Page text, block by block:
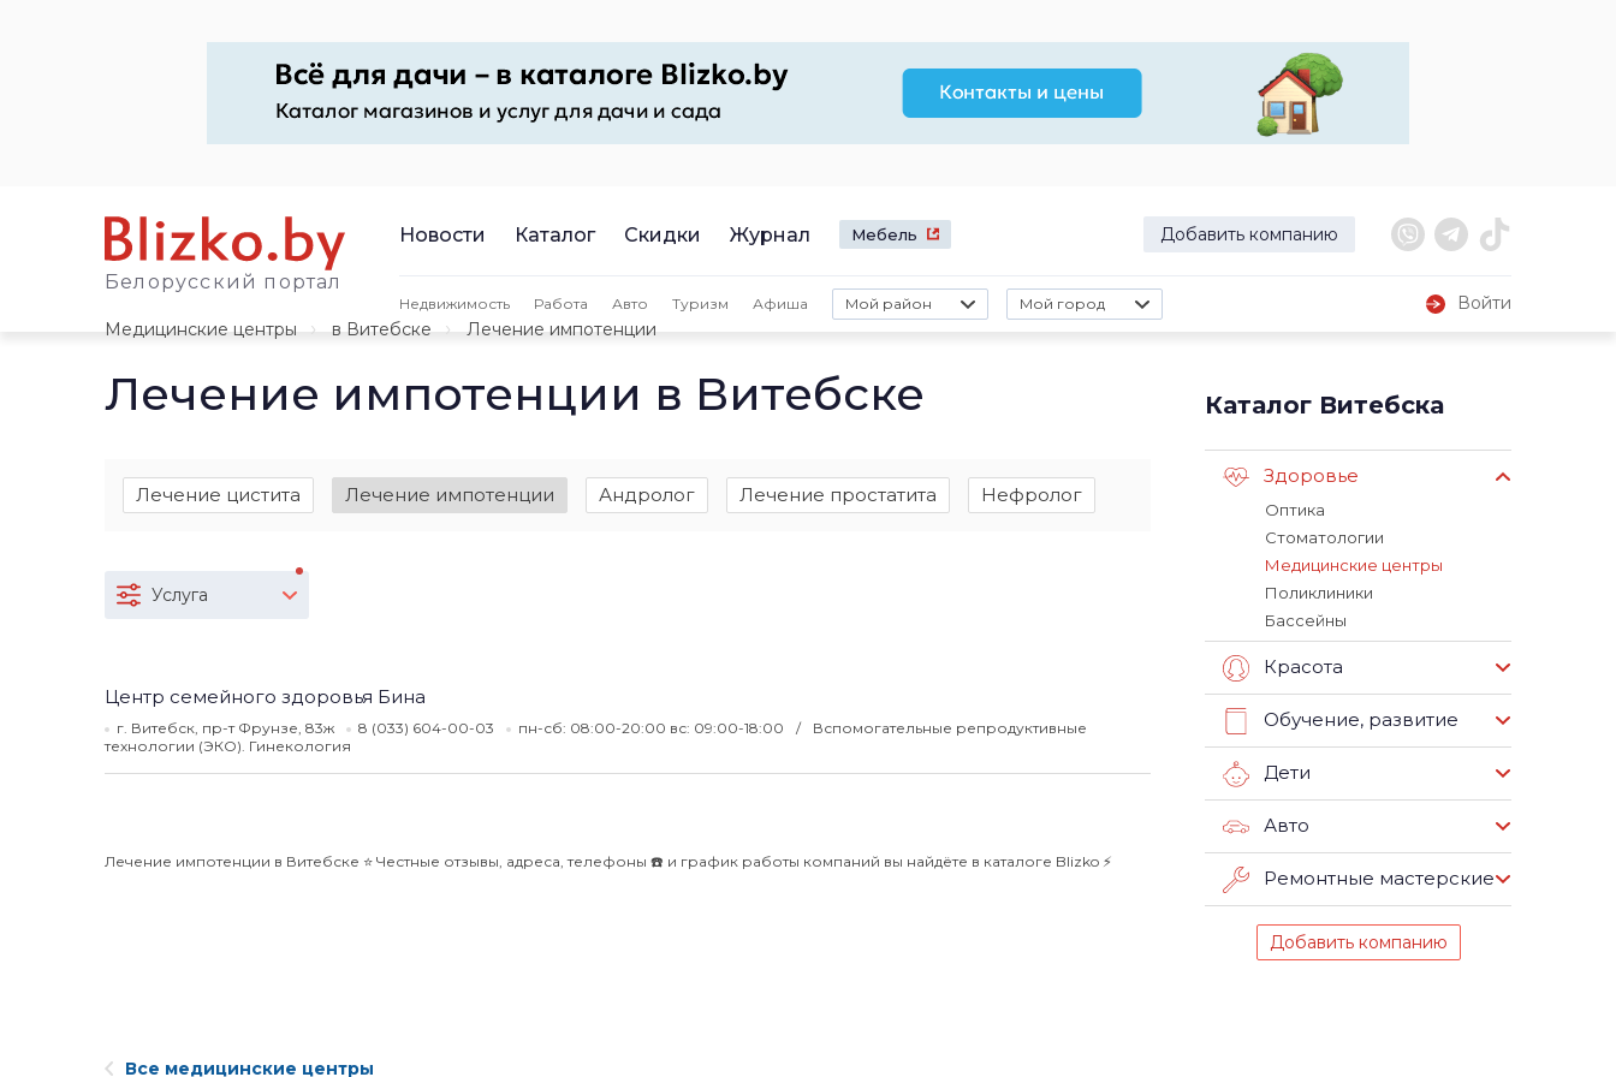
Белорусский портал
Новости Каталог Скидки Журнал Мебель Добавить компанию
Недвижимость Работа Авто Туризм Афиша Мой район Мой город
Войти
Медицинские центры
в Витебске Лечение импотенции
Лечение импотенции в Витебске
Лечение цистита Лечение импотенции Андролог Лечение простатита Нефролог
Услуга
Центр семейного здоровья Бина
г. Витебск, пр-т Фрунзе, 83ж 8 (033) 604-00-03 пн-сб: 08:00-20:00 вс: 09:00-18:00
Вспомогательные репродуктивные
технологии (ЭКО). Гинекология
Лечение импотенции в Витебске ⭐️ Честные отзывы, адреса, телефоны ☎️ и график работы компаний вы найдёте в каталоге Blizko ⚡️
Каталог Витебска
Здоровье
Оптика
Стоматологии
Медицинские центры
Поликлиники
Бассейны
Красота
Обучение, развитие
Дети
Авто
Ремонтные мастерские
Добавить компанию
Все медицинские центры